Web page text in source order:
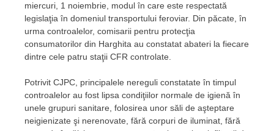
miercuri, 1 noiembrie, modul în care este respectată
legislaţia în domeniul transportului feroviar. Din păcate, în
urma controalelor, comisarii pentru protecţia
consumatorilor din Harghita au constatat abateri la fiecare
dintre cele patru staţii CFR controlate.
Potrivit CJPC, principalele nereguli constatate în timpul
controalelor au fost lipsa condiţiilor normale de igienă în
unele grupuri sanitare, folosirea unor săli de aşteptare
neigienizate şi nerenovate, fără corpuri de iluminat, fără